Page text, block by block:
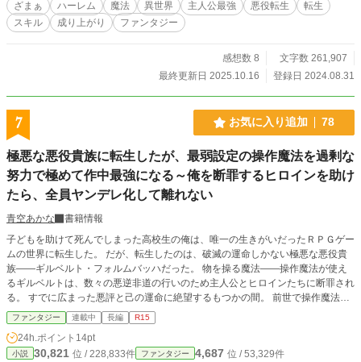
す。
ざまぁ ハーレム 魔法 異世界 主人公最強 悪役転生
転生
スキル
成り上がり ファンタジー
感想数 8
文字数 261,907
最終更新日 2025.10.16
登録日 2024.08.31
7 お気に入り追加 78
極悪な悪役貴族に転生したが、最弱設定の操作魔法を過剰な
努力で極めて作中最強になる～俺を断罪するヒロインを助け
たら、全員ヤンデレ化して離れない
青空あかな
書籍情報
子どもを助けて死んでしまった高校生の俺は、唯一の生きがいだったＲＰＧゲー
ムの世界に転生した。 だが、転生したのは、破滅の運命しかない極悪な悪役貴
族――ギルベルト・フォルムバッハだった。 物を操る魔法――操作魔法が使え
るギルベルトは、数々の悪逆非道の行いのため主人公とヒロインたちに断罪され
る。 すでに広まった悪評と己の運命に絶望するもつかの間。 前世で操作魔法の
魅力に憑りつかれた俺は極めることを決意する。 ゲームでは”小石しか操れない
最弱魔法”という設定だが、１００周プレイした俺は極めまくれば魔王さえ操れ
ると知っていた。 何より、憧れの魔法が実際に使えるなんて最高だ。 どうせな
ら作中最強になってやれ。 魔法を存分に楽しむためには、周囲からの高評価も
ファンタジー 連載中 長編 R15
24h.ポイント 14pt
小説 30,821 位 / 228,833件 ファンタジー 4,687 位 / 53,329件